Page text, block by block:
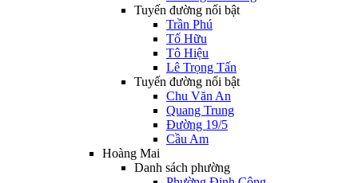
Tuyến đường nổi bật
Trần Phú
Tố Hữu
Tô Hiệu
Lê Trọng Tấn
Tuyến đường nổi bật
Chu Văn An
Quang Trung
Đường 19/5
Cầu Am
Hoàng Mai
Danh sách phường